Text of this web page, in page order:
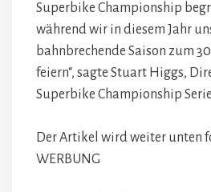
Superbike Championship
während wir in diesem Jahr
bahnbrechende Saison zum
feiern“, sagte Stuart Higgs,
Superbike Championship
Der Artikel wird weiter unten
WERBUNG